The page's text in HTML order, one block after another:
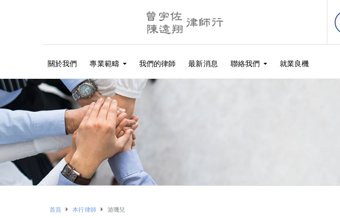
關於我們 專業範疇 我們的律師 最新消息 聯絡我們 就業良機
首頁 本行律師 游璣兒